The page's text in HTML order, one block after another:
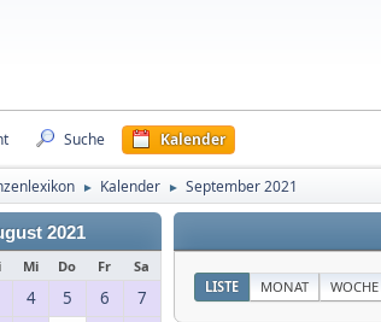
Suche Kalender
► Kalender ► September 2021
2021
Mi Do Fr Sa
4 5 6
7
LISTE MONAT WOCHE